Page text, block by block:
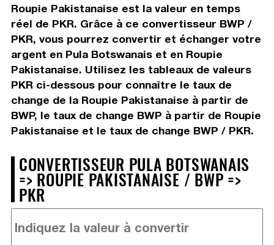
Roupie Pakistanaise est la valeur en temps
réel de PKR. Grâce à ce convertisseur BWP /
PKR, vous pourrez convertir et échanger votre
argent en Pula Botswanais et en Roupie
Pakistanaise. Utilisez les tableaux de valeurs
PKR ci-dessous pour connaître le taux de
change de la Roupie Pakistanaise à partir de
BWP, le taux de change BWP à partir de Roupie
Pakistanaise et le taux de change BWP / PKR.
CONVERTISSEUR PULA BOTSWANAIS
=> ROUPIE PAKISTANAISE / BWP =>
PKR